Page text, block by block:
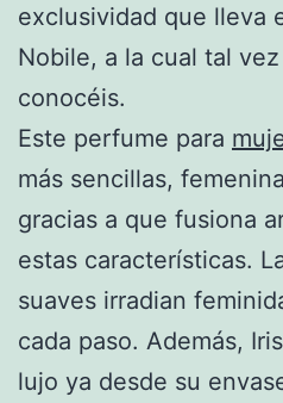
exclusividad que lleva
Nobile, a la cual tal
conocéis.
Este perfume para
más sencillas,
gracias a que fusiona
estas características.
suaves irradian
cada paso. Además,
lujo ya desde su